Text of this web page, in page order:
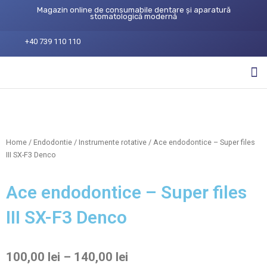
Magazin online de consumabile dentare și aparatură
stomatologică modernă
+40 739 110 110
Home / Endodontie / Instrumente rotative / Ace endodontice – Super files
III SX-F3 Denco
Ace endodontice – Super files
III SX-F3 Denco
100,00 lei – 140,00 lei